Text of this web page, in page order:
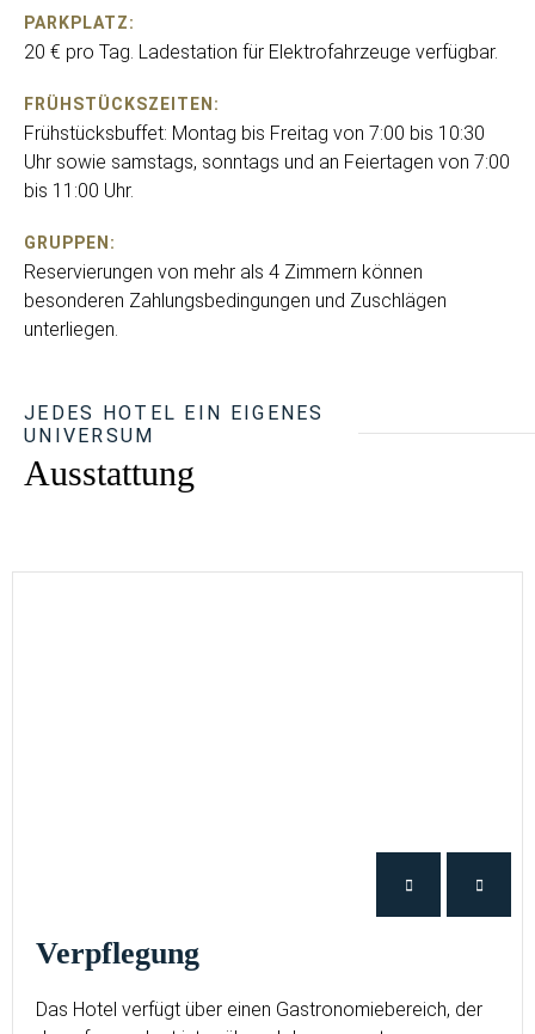
PARKPLATZ:
20 € pro Tag. Ladestation für Elektrofahrzeuge verfügbar.
FRÜHSTÜCKSZEITEN:
Frühstücksbuffet: Montag bis Freitag von 7:00 bis 10:30
Uhr sowie samstags, sonntags und an Feiertagen von 7:00
bis 11:00 Uhr.
GRUPPEN:
Reservierungen von mehr als 4 Zimmern können
besonderen Zahlungsbedingungen und Zuschlägen
unterliegen.
JEDES HOTEL EIN EIGENES
UNIVERSUM
Ausstattung
Verpflegung
Das Hotel verfügt über einen Gastronomiebereich, der